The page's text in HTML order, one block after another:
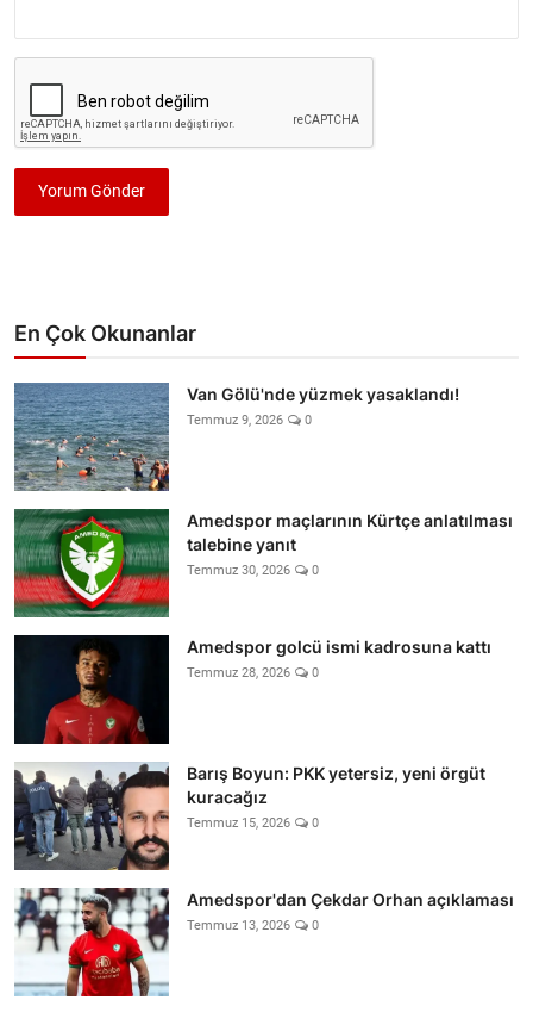
Yorum Gönder
En Çok Okunanlar
Van Gölü'nde yüzmek yasaklandı!
Temmuz 9, 2026 0
Amedspor maçlarının Kürtçe anlatılması
talebine yanıt
Temmuz 30, 2026 0
Amedspor golcü ismi kadrosuna kattı
Temmuz 28, 2026 0
Barış Boyun: PKK yetersiz, yeni örgüt
kuracağız
Temmuz 15, 2026 0
Amedspor'dan Çekdar Orhan açıklaması
Temmuz 13, 2026 0